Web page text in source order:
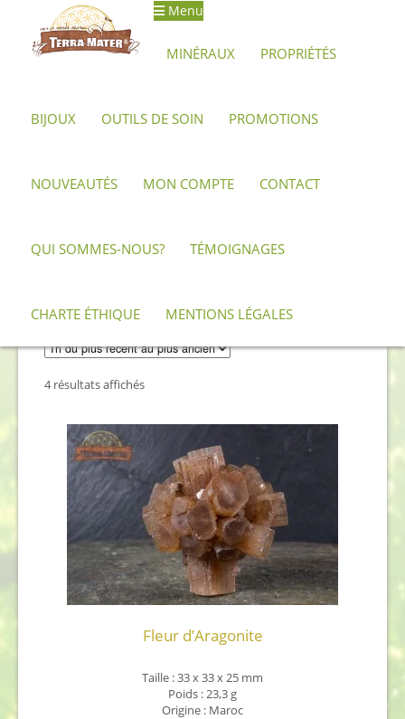
Aller
Aller
au
Menu
MINÉRAUX PROPRIÉTÉS
BIJOUX OUTILS DE SOIN PROMOTIONS
NOUVEAUTÉS MON COMPTE CONTACT
QUI SOMMES-NOUS? TÉMOIGNAGES
CHARTE ÉTHIQUE MENTIONS LÉGALES
Accueil Minéraux, pierres et cristaux Aragonite
Aragonite
4 résultats affichésTrié
plus
ancien
Fleur d’Aragonite
Taille : 33 x 33 x 25 mm
Poids : 23,3 g
Origine : Maroc